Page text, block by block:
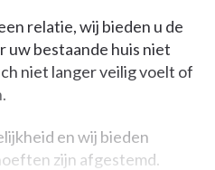
relatie, wij bieden u de
uw bestaande huis niet
niet langer veilig voelt of
en wij bieden
zijn afgestemd.